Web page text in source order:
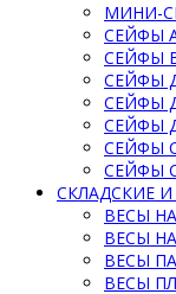
МИНИ-
СЕЙФЫ
СЕЙФЫ
СЕЙФЫ
СЕЙФЫ
СЕЙФЫ
СЕЙФЫ
СЕЙФЫ
СКЛАДСКИЕ
ВЕСЫ
ВЕСЫ
ВЕСЫ
ВЕСЫ